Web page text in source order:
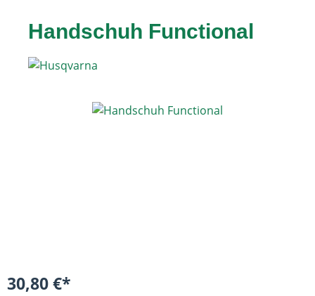
Handschuh Functional
Bildergalerie überspringen
30,80 €*